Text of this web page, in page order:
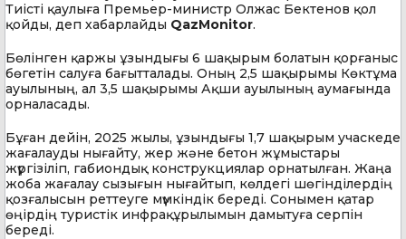
Тиісті қаулыға Премьер-министр Олжас Бектенов қол
қойды, деп хабарлайды QazMonitor.
Бөлінген қаржы ұзындығы 6 шақырым болатын қорғаныс
бөгетін салуға бағытталады. Оның 2,5 шақырымы Көктұма
ауылының, ал 3,5 шақырымы Ақши ауылының аумағында
орналасады.
Бұған дейін, 2025 жылы, ұзындығы 1,7 шақырым учаскеде
жағалауды нығайту, жер және бетон жұмыстары
жүргізіліп, габиондық конструкциялар орнатылған. Жаңа
жоба жағалау сызығын нығайтып, көлдегі шөгінділердің
қозғалысын реттеуге мүмкіндік береді. Сонымен қатар
өңірдің туристік инфрақұрылымын дамытуға серпін
береді.